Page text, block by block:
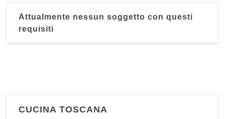
Attualmente nessun soggetto con questi
requisiti
CUCINA TOSCANA